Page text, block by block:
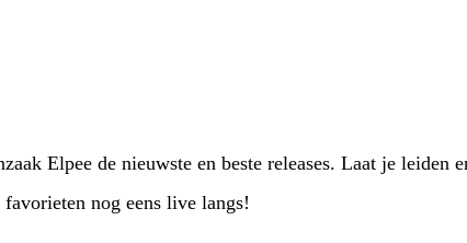
Elpee de nieuwste en beste releases. Laat je leiden
nog eens live langs!